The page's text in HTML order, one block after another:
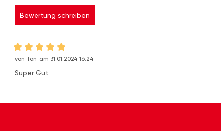
Bewertung schreiben
von Toni am 31.01.2024 16:24
Super Gut